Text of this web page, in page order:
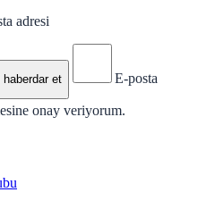
adresi
haberdar et E-posta
onay veriyorum.